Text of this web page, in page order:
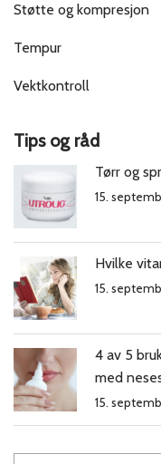
Støtte og kompresjon
Tempur
Vektkontroll
Tips og råd
Tørr og
15.
Hvilke
15.
4 av 5
med
15.